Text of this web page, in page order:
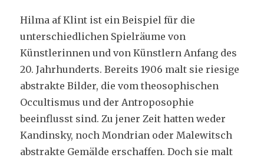
Hilma af Klint ist ein Beispiel für die
unterschiedlichen Spielräume von
Künstlerinnen und von Künstlern Anfang des
20. Jahrhunderts. Bereits 1906 malt sie riesige
abstrakte Bilder, die vom theosophischen
Occultismus und der Antroposophie
beeinflusst sind. Zu jener Zeit hatten weder
Kandinsky, noch Mondrian oder Malewitsch
abstrakte Gemälde erschaffen. Doch sie malt